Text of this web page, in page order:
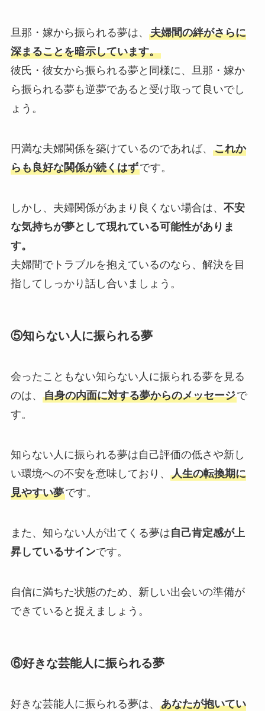
旦那・嫁から振られる夢は、 夫婦間の絆がさらに
深まることを暗示しています。
彼氏・彼女から振られる夢と同様に、旦那・嫁か
ら振られる夢も逆夢であると受け取って良いでし
ょう。
円満な夫婦関係を築けているのであれば、 これか
らも良好な関係が続くはずです。
しかし、夫婦関係があまり良くない場合は、 不安
な気持ちが夢として現れている可能性がありま
す。
夫婦間でトラブルを抱えているのなら、解決を目
指してしっかり話し合いましょう。
⑤知らない人に振られる夢
会ったこともない知らない人に振られる夢を見る
のは、 自身の内面に対する夢からのメッセージで
す。
知らない人に振られる夢は自己評価の低さや新し
い環境への不安を意味しており、 人生の転換期に
見やすい夢です。
また、知らない人が出てくる夢は自己肯定感が上
昇しているサインです。
自信に満ちた状態のため、新しい出会いの準備が
できていると捉えましょう。
⑥好きな芸能人に振られる夢
好きな芸能人に振られる夢は、 あなたが抱いてい